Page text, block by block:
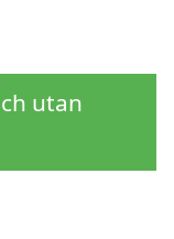
utan